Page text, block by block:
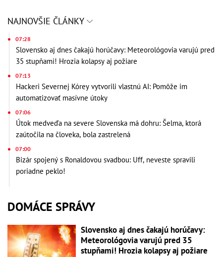
NAJNOVŠIE ČLÁNKY
07:28
Slovensko aj dnes čakajú horúčavy: Meteorológovia varujú pred
35 stupňami! Hrozia kolapsy aj požiare
07:13
Hackeri Severnej Kórey vytvorili vlastnú AI: Pomôže im
automatizovať masívne útoky
07:06
Útok medveďa na severe Slovenska má dohru: Šelma, ktorá
zaútočila na človeka, bola zastrelená
07:00
Bizár spojený s Ronaldovou svadbou: Uff, neveste spravili
poriadne peklo!
DOMÁCE SPRÁVY
Slovensko aj dnes čakajú horúčavy:
Meteorológovia varujú pred 35
stupňami! Hrozia kolapsy aj požiare